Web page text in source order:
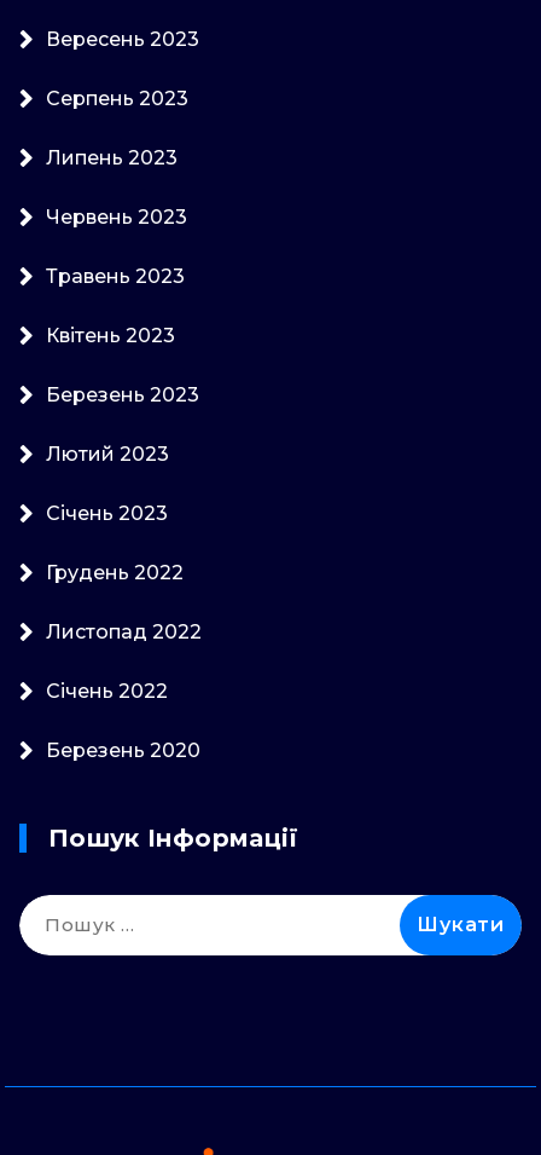
Вересень 2023
Серпень 2023
Липень 2023
Червень 2023
Травень 2023
Квітень 2023
Березень 2023
Лютий 2023
Січень 2023
Грудень 2022
Листопад 2022
Січень 2022
Березень 2020
Пошук Інформації
Пошук: